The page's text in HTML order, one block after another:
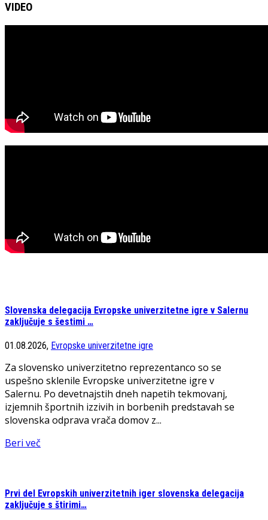
VIDEO
Slovenska delegacija Evropske univerzitetne igre v Salernu
zaključuje s šestimi …
01.08.2026, Evropske univerzitetne igre
Za slovensko univerzitetno reprezentanco so se
uspešno sklenile Evropske univerzitetne igre v
Salernu. Po devetnajstih dneh napetih tekmovanj,
izjemnih športnih izzivih in borbenih predstavah se
slovenska odprava vrača domov z...
Beri več
Prvi del Evropskih univerzitetnih iger slovenska delegacija
zaključuje s štirimi…